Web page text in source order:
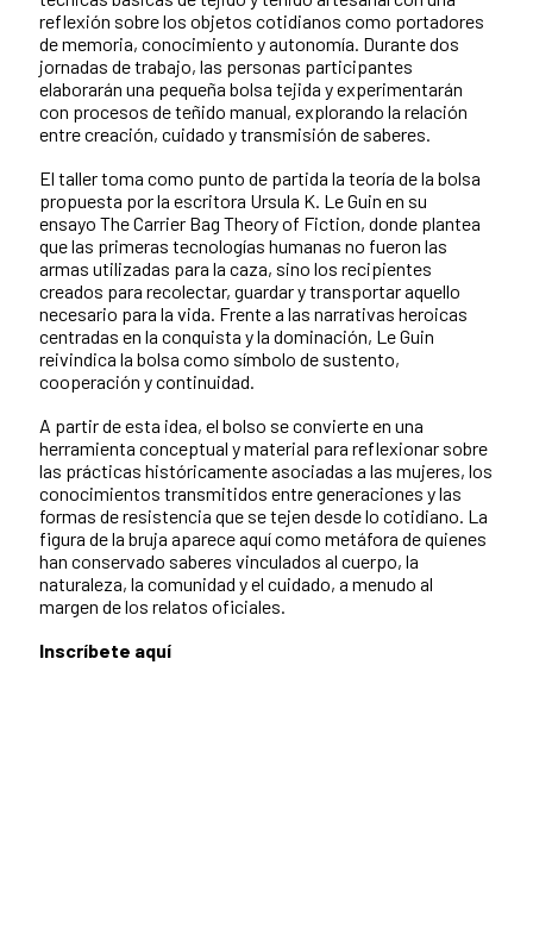
reflexión sobre los objetos cotidianos como portadores
de memoria, conocimiento y autonomía. Durante dos
jornadas de trabajo, las personas participantes
elaborarán una pequeña bolsa tejida y experimentarán
con procesos de teñido manual, explorando la relación
entre creación, cuidado y transmisión de saberes.
El taller toma como punto de partida la teoría de la bolsa
propuesta por la escritora Ursula K. Le Guin en su
ensayo The Carrier Bag Theory of Fiction, donde plantea
que las primeras tecnologías humanas no fueron las
armas utilizadas para la caza, sino los recipientes
creados para recolectar, guardar y transportar aquello
necesario para la vida. Frente a las narrativas heroicas
centradas en la conquista y la dominación, Le Guin
reivindica la bolsa como símbolo de sustento,
cooperación y continuidad.
A partir de esta idea, el bolso se convierte en una
herramienta conceptual y material para reflexionar sobre
las prácticas históricamente asociadas a las mujeres, los
conocimientos transmitidos entre generaciones y las
formas de resistencia que se tejen desde lo cotidiano. La
figura de la bruja aparece aquí como metáfora de quienes
han conservado saberes vinculados al cuerpo, la
naturaleza, la comunidad y el cuidado, a menudo al
margen de los relatos oficiales.
Inscríbete aquí